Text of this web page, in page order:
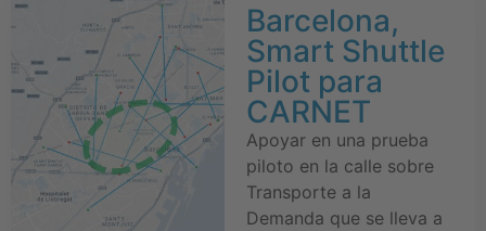
Barcelona,
Smart Shuttle
Pilot para
CARNET
Apoyar en una prueba
piloto en la calle sobre
Transporte a la
Demanda que se lleva a